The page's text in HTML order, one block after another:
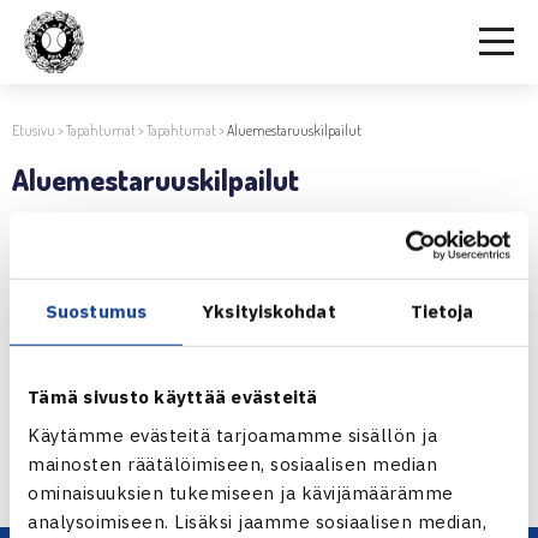
Suostumus Yksityiskohdat Tietoja
Tämä sivusto käyttää evästeitä
Käytämme evästeitä tarjoamamme sisällön ja
mainosten räätälöimiseen, sosiaalisen median
ominaisuuksien tukemiseen ja kävijämäärämme
analysoimiseen. Lisäksi jaamme sosiaalisen median,
Etusivu >Tapahtumat>Tapahtumat>Aluemestaruuskilpailut
Aluemestaruuskilpailut
Jaa:
← Edellinen
Seuraava uutinen: 4. Finnish Tour,… →